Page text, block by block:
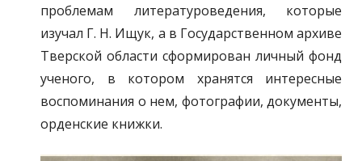
проблемам литературоведения, которые
изучал Г. Н. Ищук, а в Государственном архиве
Тверской области сформирован личный фонд
ученого, в котором хранятся интересные
воспоминания о нем, фотографии, документы,
орденские книжки.